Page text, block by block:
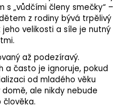
„vůdčími členy smečky“ –
z rodiny bývá trpělivý
velikosti a síle je nutný
až podezíravý.
a často je ignoruje, pokud
od mladého věku
ale nikdy nebude